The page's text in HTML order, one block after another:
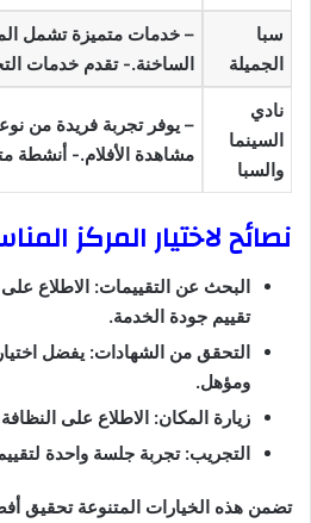
سبا
الجميلة
– خدمات متميزة تشمل
الساخنة.- تقدم خدمات
نادي
السينما
والسبا
– يوفر تجربة فريدة من
مشاهدة الأفلام.- أنشطة
نصائح لاختيار المركز
البحث عن التقييمات: الاطلاع على
تقييم جودة الخدمة.
التحقق من الشهادات: يفضل
ومؤهل.
زيارة المكان: الاطلاع على
التجريب: تجربة جلسة واحدة
تضمن هذه الخيارات المتنوعة تحقيق